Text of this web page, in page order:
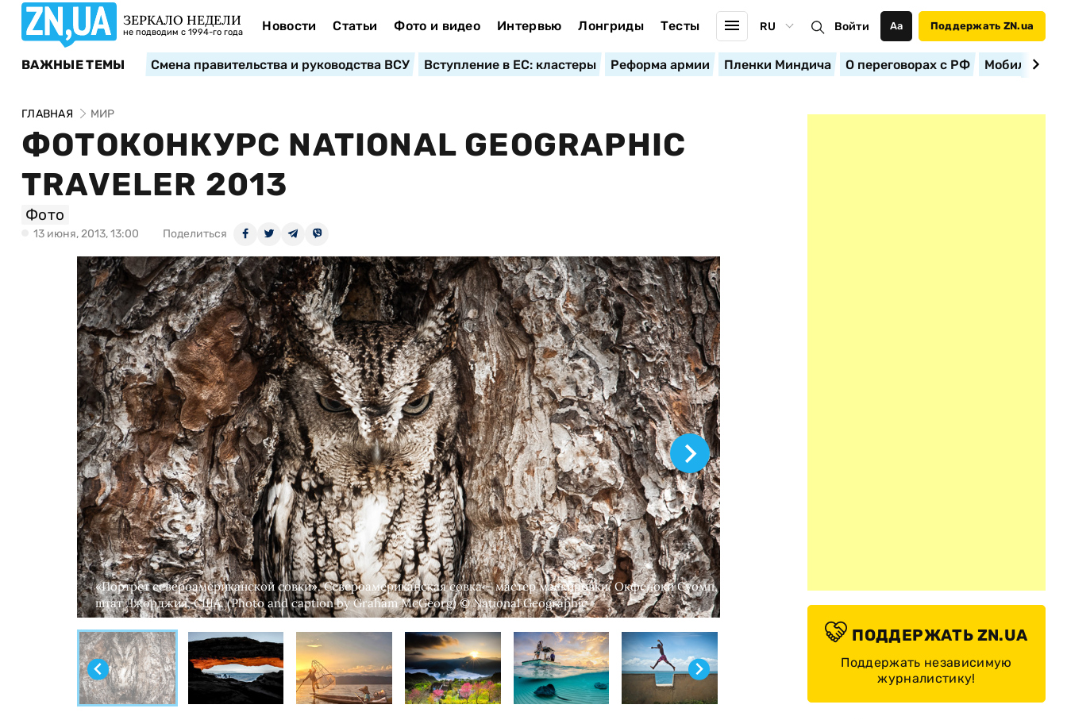
ЗЕРКАЛО НЕДЕЛИ
не подводим с 1994-го года Новости Статьи Фото и видео Интервью Лонгриды Тесты RU Войти Аа Поддержать ZN.ua
ВАЖНЫЕ ТЕМЫ Смена правительства и руководства ВСУ Вступление в ЕС: кластеры Реформа армии Пленки Миндича О переговорах с РФ
ГЛАВНАЯ МИР
ФОТОКОНКУРС NATIONAL GEOGRAPHIC
TRAVELER 2013
Фото
13 июня, 2013, 13:00 Поделиться
«Портрет североамериканской совки». Североамериканская совка – мастер маскировки. Окфеноки Суомп,
штат Джорджия, США. (Photo and caption by Graham McGeorg) © National Geographic
«Безмятежность». Арка из песчаника в Моабе, штат
ПОДДЕРЖАТЬ ZN.UA
Поддержать независимую
журналистику!